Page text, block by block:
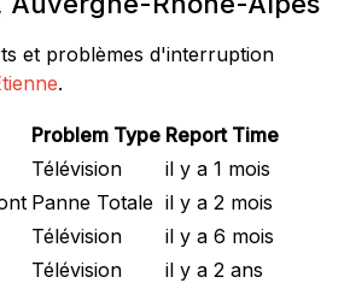
et problèmes d'interruption
.
Problem Type Report Time
Télévision
il y a 1 mois
Panne Totale il y a 2 mois
Télévision
il y a 6 mois
Télévision il y a 2 ans